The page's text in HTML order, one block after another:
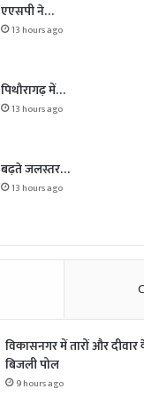
एएसपी ने…
13 hours ago
पिथौरागढ़ में…
13 hours ago
बढ़ते जलस्तर…
13 hours ago
विकासनगर में तारों और
बिजली पोल
9 hours ago